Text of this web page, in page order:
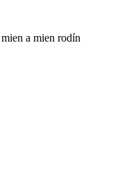
a mien rodín